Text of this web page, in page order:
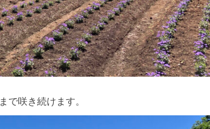
で咲き続けます。